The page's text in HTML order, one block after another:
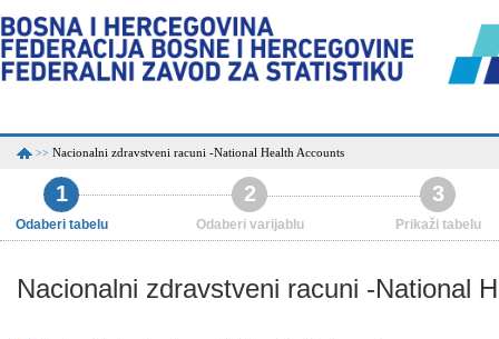
>> Nacionalni zdravstveni racuni -National Health Accounts
1
Odaberi tabelu
2
Odaberi varijablu
3
Prikaži tabelu
Nacionalni zdravstveni racuni -National